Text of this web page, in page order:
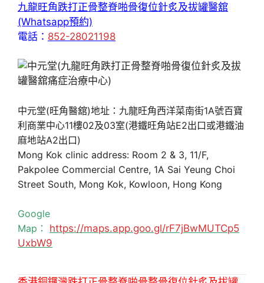
九龍旺角跌打正骨整脊啪骨復位針炙及拔罐醫舘
(Whatsapp預約)
電話： 852-28021198
中元堂(旺角醫舘)地址：九龍旺角西洋菜南街1A號百寶
利商業中心11樓02及03室(港鐵旺角站E2出口或港鐵油
麻地站A2出口)
Mong Kok clinic address: Room 2 & 3, 11/F,
Pakpolee Commercial Centre, 1A Sai Yeung Choi
Street South, Mong Kok, Kowloon, Hong Kong
Google
Map： https://maps.app.goo.gl/rF7jBwMUTCp5
UxbW9